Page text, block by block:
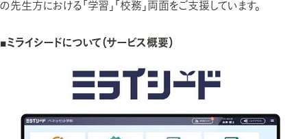
の先生方における「学習」「校務」両面をご支援しています。
■ミライシードについて（サービス概要）